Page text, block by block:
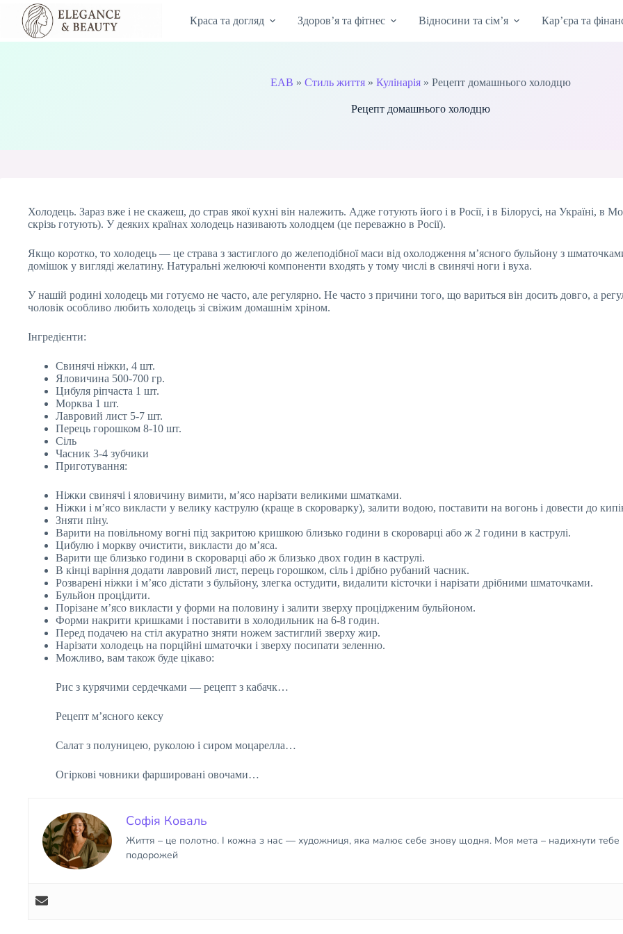
Перейти
вмісту
Краса та догляд Здоров’я та фітнес Відносини та сім’я Кар’єра та
EAB » Стиль життя» Кулінарія» Рецепт домашнього холодцю
Рецепт домашнього холодцю
Холодець. Зараз вже і не скажеш, до страв якої кухні він належить. Адже готують його і в Росії, і в Білорусі, на Україні, в
скрізь готують). У деяких країнах холодець називають холодцем (це переважно в Росії).
Якщо коротко, то холодець — це страва з застиглого до желеподібної маси від охолодження м’ясного бульйону з
домішок у вигляді желатину. Натуральні желюючі компоненти входять у тому числі в свинячі ноги і вуха.
У нашій родині холодець ми готуємо не часто, але регулярно. Не часто з причини того, що вариться він досить довго, а
чоловік особливо любить холодець зі свіжим домашнім хріном.
Інгредієнти:
Свинячі ніжки, 4 шт.
Яловичина 500-700 гр.
Цибуля ріпчаста 1 шт.
Морква 1 шт.
Лавровий лист 5-7 шт.
Перець горошком 8-10 шт.
Сіль
Часник 3-4 зубчики
Приготування:
Ніжки свинячі і яловичину вимити, м’ясо нарізати великими шматками.
Ніжки і м’ясо викласти у велику каструлю (краще в скороварку), залити водою, поставити на вогонь і довести до
Зняти піну.
Варити на повільному вогні під закритою кришкою близько години в скороварці або ж 2 години в каструлі.
Цибулю і моркву очистити, викласти до м’яса.
Варити ще близько години в скороварці або ж близько двох годин в каструлі.
В кінці варіння додати лавровий лист, перець горошком, сіль і дрібно рубаний часник.
Розварені ніжки і м’ясо дістати з бульйону, злегка остудити, видалити кісточки і нарізати дрібними шматочками.
Бульйон процідити.
Порізане м’ясо викласти у форми на половину і залити зверху процідженим бульйоном.
Форми накрити кришками і поставити в холодильник на 6-8 годин.
Перед подачею на стіл акуратно зняти ножем застиглий зверху жир.
Нарізати холодець на порційні шматочки і зверху посипати зеленню.
Можливо, вам також буде цікаво:
Рис з курячими сердечками — рецепт з кабачк…
Рецепт м’ясного кексу
Салат з полуницею, руколою і сиром моцарелла…
Огіркові човники фаршировані овочами…
Софія Коваль
Життя – це полотно. І кожна з нас — художниця, яка малює себе знову щодня. Моя мета – надихнути тебе
подорожей